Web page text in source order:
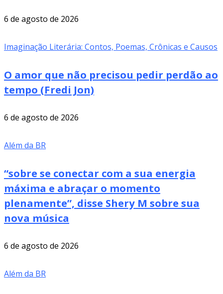
6 de agosto de 2026
Imaginação Literária: Contos, Poemas, Crônicas e Causos
O amor que não precisou pedir perdão ao
tempo (Fredi Jon)
6 de agosto de 2026
Além da BR
“sobre se conectar com a sua energia
máxima e abraçar o momento
plenamente”, disse Shery M sobre sua
nova música
6 de agosto de 2026
Além da BR